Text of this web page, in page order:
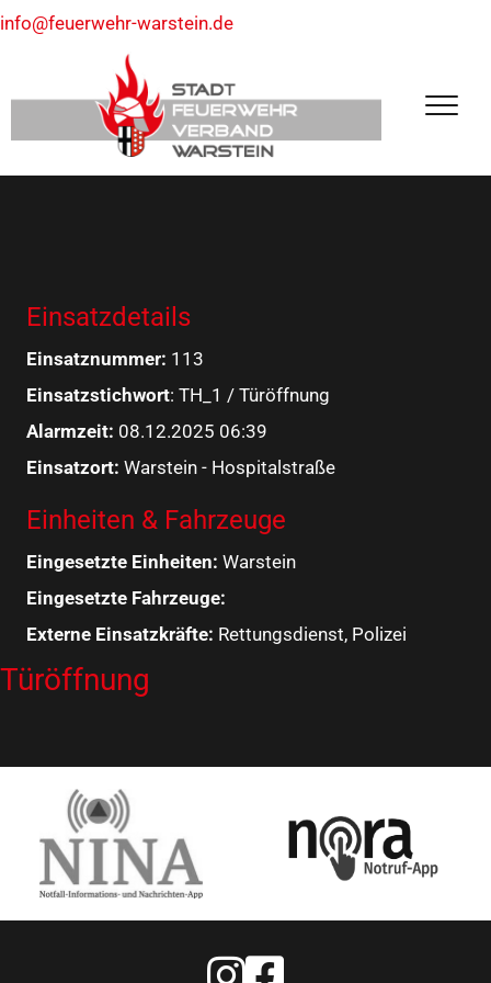
info@feuerwehr-warstein.de
Einsatzdetails
Einsatznummer: 113
Einsatzstichwort: TH_1 / Türöffnung
Alarmzeit: 08.12.2025 06:39
Einsatzort: Warstein - Hospitalstraße
Einheiten & Fahrzeuge
Eingesetzte Einheiten: Warstein
Eingesetzte Fahrzeuge:
Externe Einsatzkräfte: Rettungsdienst, Polizei
Türöffnung
Feuerwehr Warstein Instagram
Feuerwehr Warstein